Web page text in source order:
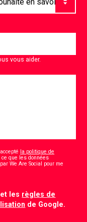
vous aider.
la politique de
que les données
We Are Social pour me
les règles de
de Google.